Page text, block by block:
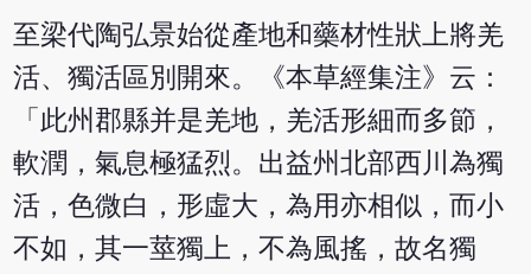
至梁代陶弘景始從產地和藥材性狀上將羌
活、獨活區別開來。《本草經集注》云：
「此州郡縣并是羌地，羌活形細而多節，
軟潤，氣息極猛烈。出益州北部西川為獨
活，色微白，形虛大，為用亦相似，而小
不如，其一莖獨上，不為風搖，故名獨